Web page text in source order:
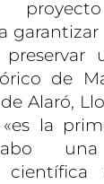
de
Alaró,
la
una
científica